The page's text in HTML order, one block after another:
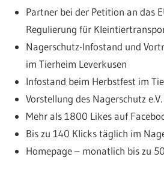
Partner bei der Petition an das
Regulierung für
Nagerschutz-Infostand und
im Tierheim Leverkusen
Infostand beim Herbstfest im
Vorstellung des Nagerschutz
Mehr als 1800 Likes auf
Bis zu 140 Klicks täglich im
Homepage – monatlich bis zu